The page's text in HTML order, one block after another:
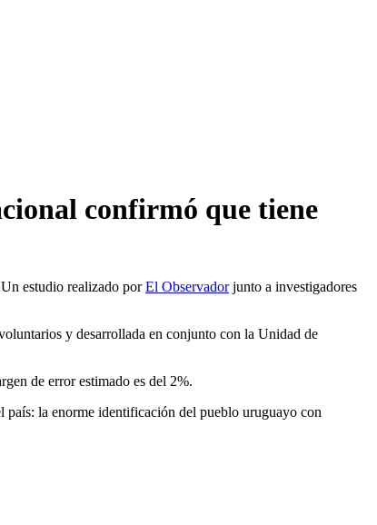
confirmó que tiene
estudio realizado porEl Observadorjunto a investigadores
y desarrollada en conjunto con la Unidad de
de error estimado es del 2%.
país: la enorme identificación del pueblo uruguayo con